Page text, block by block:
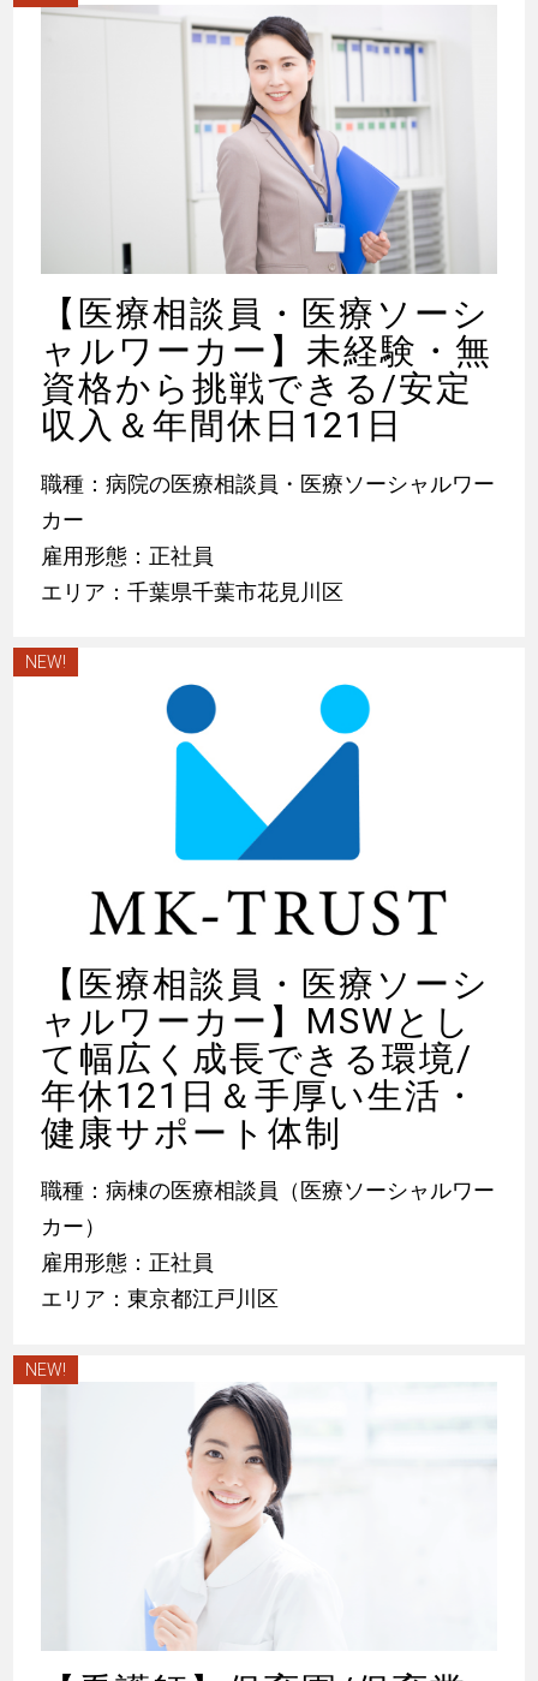
【医療相談員・医療ソーシ
ャルワーカー】未経験・無
資格から挑戦できる/安定
収入＆年間休日121日
職種：病院の医療相談員・医療ソーシャルワー
カー
雇用形態：正社員
エリア：千葉県千葉市花見川区
NEW!
【医療相談員・医療ソーシ
ャルワーカー】MSWとし
て幅広く成長できる環境/
年休121日＆手厚い生活・
健康サポート体制
職種：病棟の医療相談員（医療ソーシャルワー
カー）
雇用形態：正社員
エリア：東京都江戸川区
NEW!